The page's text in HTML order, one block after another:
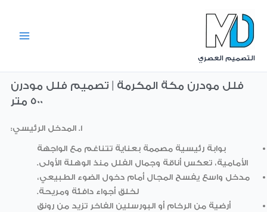
content
التصميم العصري
فلل مودرن مكة المكرمة | تصميم فلل مودرن
500 متر
1. المدخل الرئيسي:
بوابة رئيسية مصممة بعناية تتناغم مع الواجهة
الأمامية، تعكس أناقة وجمال الفلل منذ الوهلة الأولى.
مدخل واسع يفسح المجال أمام دخول الضوء الطبيعي،
لخلق أجواء دافئة ومريحة.
أرضية من الرخام أو البورسلين الفاخر تزيد من رونق